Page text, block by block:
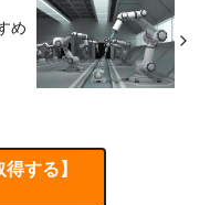
め
する】